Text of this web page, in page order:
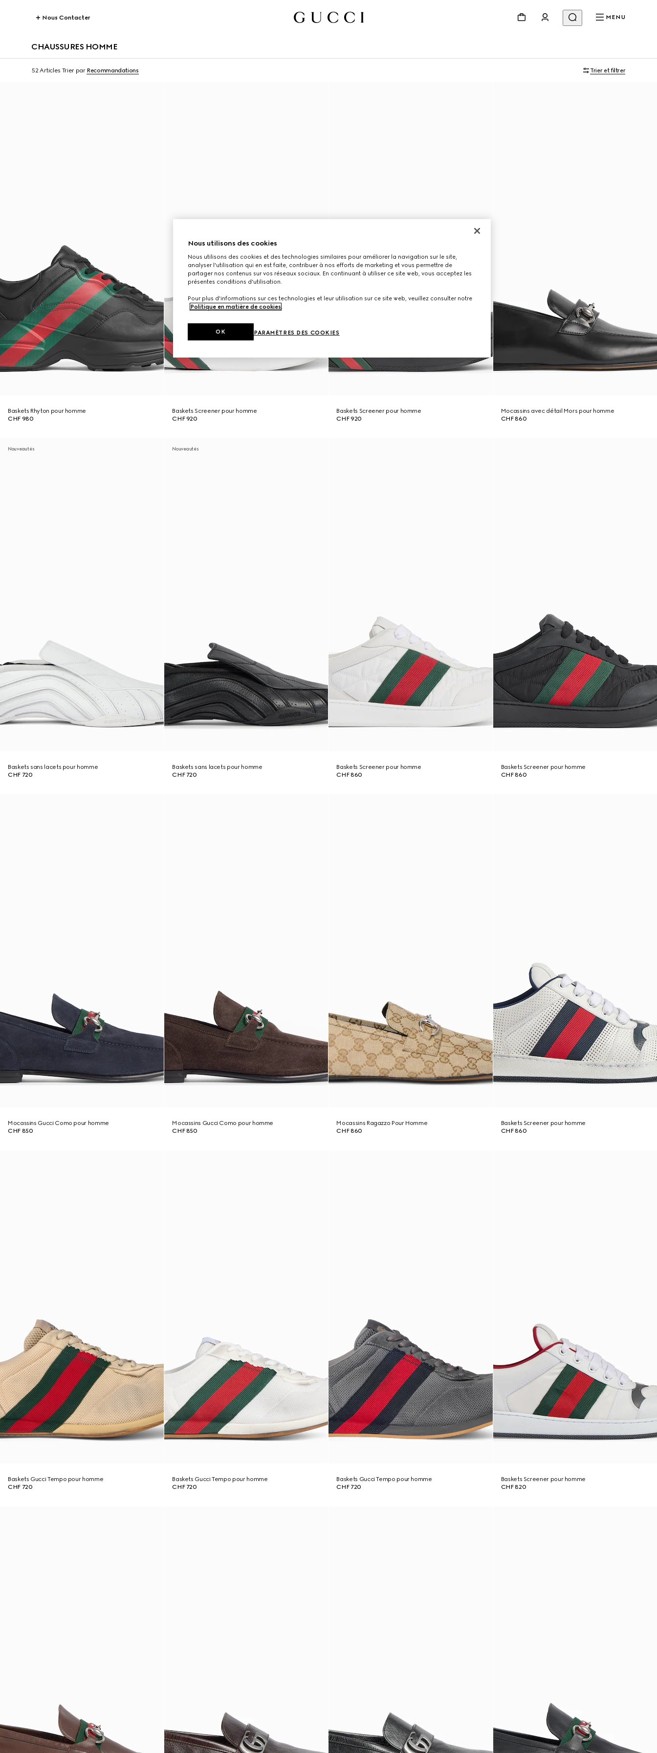
Nous Contacter MENU
CHAUSSURES HOMME
52 Articles Trier par Recommandations Trier et filtrer
Baskets Rhyton pour homme
CHF 980
Baskets Screener pour homme
CHF 920
Baskets Screener pour homme
CHF 920
Mocassins avec détail Mors pour homme
CHF 860
Nouveautés
Baskets sans lacets pour homme
CHF 720
Nouveautés
Baskets sans lacets pour homme
CHF 720
Baskets Screener pour homme
CHF 860
Baskets Screener pour homme
CHF 860
Mocassins Gucci Como pour homme
CHF 850
Mocassins Gucci Como pour homme
CHF 850
Mocassins Ragazzo Pour Homme
CHF 860
Baskets Screener pour homme
CHF 860
Baskets Gucci Tempo pour homme
CHF 720
Baskets Gucci Tempo pour homme
CHF 720
Baskets Gucci Tempo pour homme
CHF 720
Baskets Screener pour homme
CHF 820
Nous utilisons des cookies
Nous utilisons des cookies et des technologies similaires pour améliorer la navigation sur le site,
analyser l'utilisation qui en est faite, contribuer à nos efforts de marketing et vous permettre de
partager nos contenus sur vos réseaux sociaux. En continuant à utiliser ce site web, vous acceptez les
présentes conditions d'utilisation.
Pour plus d'informations sur ces technologies et leur utilisation sur ce site web, veuillez consulter notre
Politique en matière de cookies.
PARAMÈTRES DES COOKIES
OK